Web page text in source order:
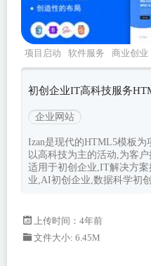
项目启动 软件服务 商业创业
创企业
初创企业IT高科技服务
企业网站
Izan是现代的HTML5模板
以高科技为主的活动,为客
适用于初创企业,IT解决方
业,AI初创企业,数据科学初创
上传时间：4年前
文件大小: 6.45M